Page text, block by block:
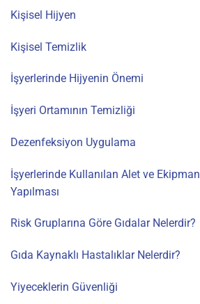
Kişisel Hijyen
Kişisel Temizlik
İşyerlerinde Hijyenin Önemi
İşyeri Ortamının Temizliği
Dezenfeksiyon Uygulama
İşyerlerinde Kullanılan Alet ve
Yapılması
Risk Gruplarına Göre Gıdalar Nelerdir?
Gıda Kaynaklı Hastalıklar Nelerdir?
Yiyeceklerin Güvenliği